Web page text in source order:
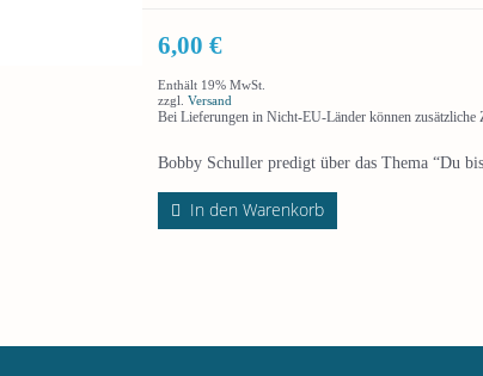
6,00 €
Enthält 19% MwSt.
zzgl. Versand
Bei Lieferungen in Nicht-EU-Länder können zusätzliche
Bobby Schuller predigt über das Thema “Du
In den Warenkorb